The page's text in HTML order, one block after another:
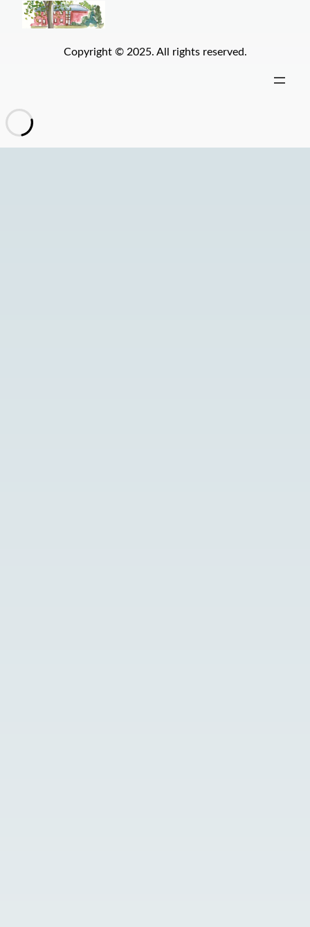
Copyright © 2025. All rights reserved.